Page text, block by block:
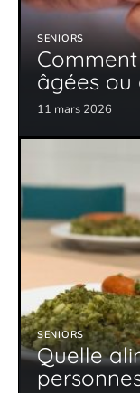
SENIORS
âgées ou
11 mars 2026
SENIORS
Quelle